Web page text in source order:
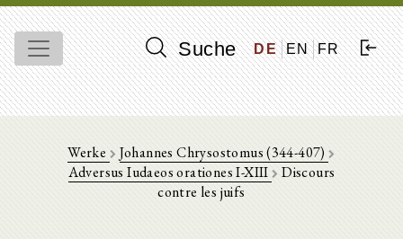
Suche DE EN FR
Werke
Johannes Chrysostomus (344-407)
Adversus Iudaeos orationes I-XIII Discours
contre les juifs